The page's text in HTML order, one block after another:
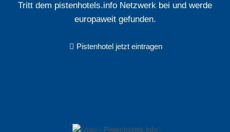
Tritt dem pistenhotels.info Netzwerk bei und werde
europaweit gefunden.
Pistenhotel jetzt eintragen